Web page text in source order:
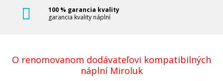
100 % garancia kvality
garancia kvality náplní
O renomovanom dodávateľovi kompatibilných
náplní Miroluk